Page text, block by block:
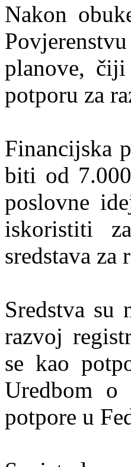
Nakon
planove,
potporu za
Financijska
biti od
poslovne
iskoristiti
sredstava za
Sredstva su
razvoj
se kao
Uredbom
potpore u